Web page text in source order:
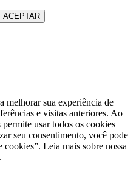
ACEPTAR
melhorar sua experiência de
e visitas anteriores. Ao
usar todos os cookies
seu consentimento, você pode
cookies”. Leia mais sobre nossa
.